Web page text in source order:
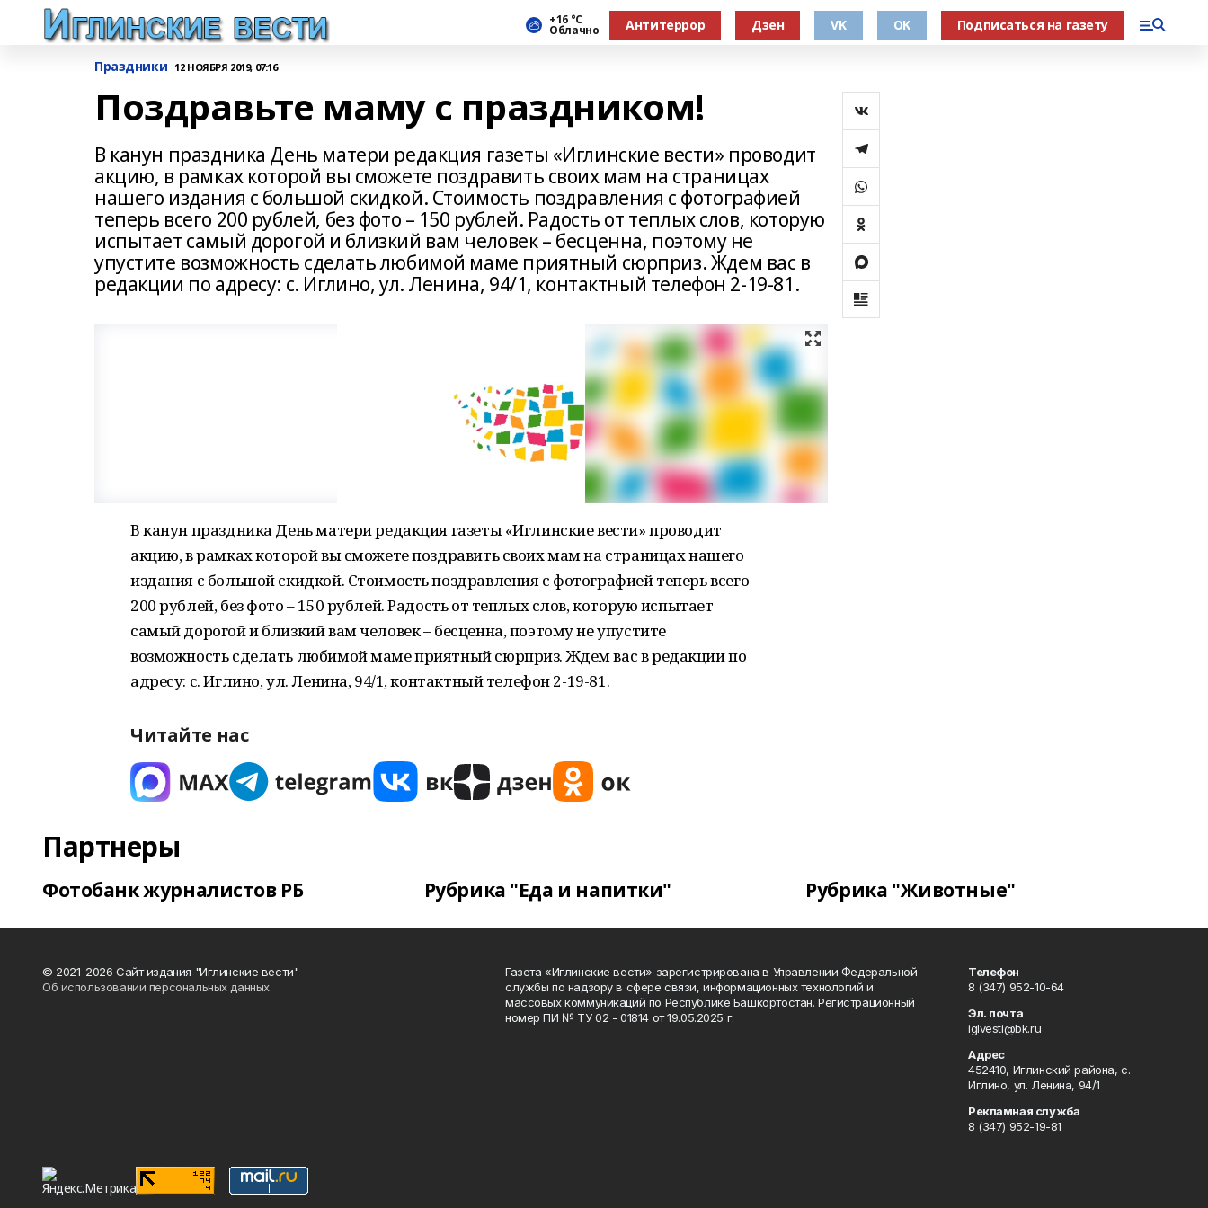
+16 °С
Облачно Антитеррор Дзен VK OK Подписаться на газету
Праздники 12 НОЯБРЯ 2019, 07:16
Поздравьте маму с праздником!
В канун праздника День матери редакция газеты «Иглинские вести» проводит
акцию, в рамках которой вы сможете поздравить своих мам на страницах
нашего издания с большой скидкой. Стоимость поздравления с фотографией
теперь всего 200 рублей, без фото – 150 рублей. Радость от теплых слов, которую
испытает самый дорогой и близкий вам человек – бесценна, поэтому не
упустите возможность сделать любимой маме приятный сюрприз. Ждем вас в
редакции по адресу: с. Иглино, ул. Ленина, 94/1, контактный телефон 2-19-81.
В канун праздника День матери редакция газеты «Иглинские вести» проводит
акцию, в рамках которой вы сможете поздравить своих мам на страницах нашего
издания с большой скидкой. Стоимость поздравления с фотографией теперь всего
200 рублей, без фото – 150 рублей. Радость от теплых слов, которую испытает
самый дорогой и близкий вам человек – бесценна, поэтому не упустите
возможность сделать любимой маме приятный сюрприз. Ждем вас в редакции по
адресу: с. Иглино, ул. Ленина, 94/1, контактный телефон 2-19-81.
Читайте нас
Партнеры
Фотобанк журналистов РБ Рубрика "Еда и напитки" Рубрика "Животные"
© 2021-2026 Сайт издания "Иглинские вести"
Об использовании персональных данных
Газета «Иглинские вести» зарегистрирована в Управлении Федеральной
службы по надзору в сфере связи, информационных технологий и
массовых коммуникаций по Республике Башкортостан. Регистрационный
номер ПИ № ТУ 02 - 01814 от 19.05.2025 г.
Телефон
8 (347) 952-10-64
Эл. почта
iglvesti@bk.ru
Адрес
452410, Иглинский района, с.
Иглино, ул. Ленина, 94/1
Рекламная служба
8 (347) 952-19-81